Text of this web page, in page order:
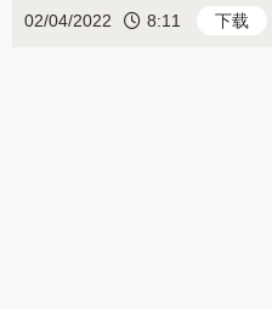
02/04/2022 8:11 下载